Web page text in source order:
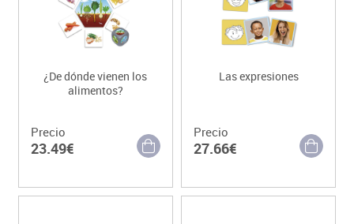
¿De dónde vienen los
alimentos?
Precio
23.49€
Las expresiones
Precio
27.66€